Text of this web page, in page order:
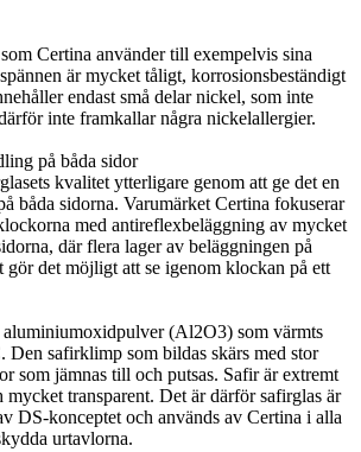
Certina använder till exempelvis sina
är mycket tåligt, korrosionsbeständigt
endast små delar nickel, som inte
inte framkallar några nickelallergier.
på båda sidor
kvalitet ytterligare genom att ge det en
båda sidorna. Varumärket Certina fokuserar
med antireflexbeläggning av mycket
där flera lager av beläggningen på
gör det möjligt att se igenom klockan på ett
(Al2O3) som värmts
Den safirklimp som bildas skärs med stor
som jämnas till och putsas. Safir är extremt
transparent. Det är därför safirglas är
DS-konceptet och används av Certina i alla
urtavlorna.